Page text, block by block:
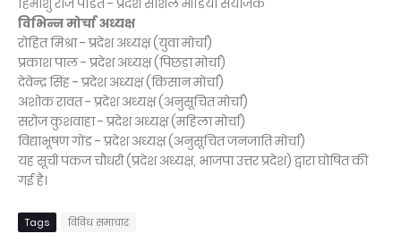
विभिन्न मोर्चा अध्यक्ष
रोहित मिश्रा - प्रदेश अध्यक्ष (युवा मोर्चा)
प्रकाश पाल - प्रदेश अध्यक्ष (पिछड़ा मोर्चा)
देवेन्द्र सिंह - प्रदेश अध्यक्ष (किसान मोर्चा)
अशोक रावत - प्रदेश अध्यक्ष (अनुसूचित मोर्चा)
सरोज कुशवाहा - प्रदेश अध्यक्ष (महिला मोर्चा)
विद्याभूषण गोंड - प्रदेश अध्यक्ष (अनुसूचित जनजाति मोर्चा)
यह सूची पंकज चौधरी (प्रदेश अध्यक्ष, भाजपा उत्तर प्रदेश) द्वारा घोषित की
गई है।
Tags विविध समाचार